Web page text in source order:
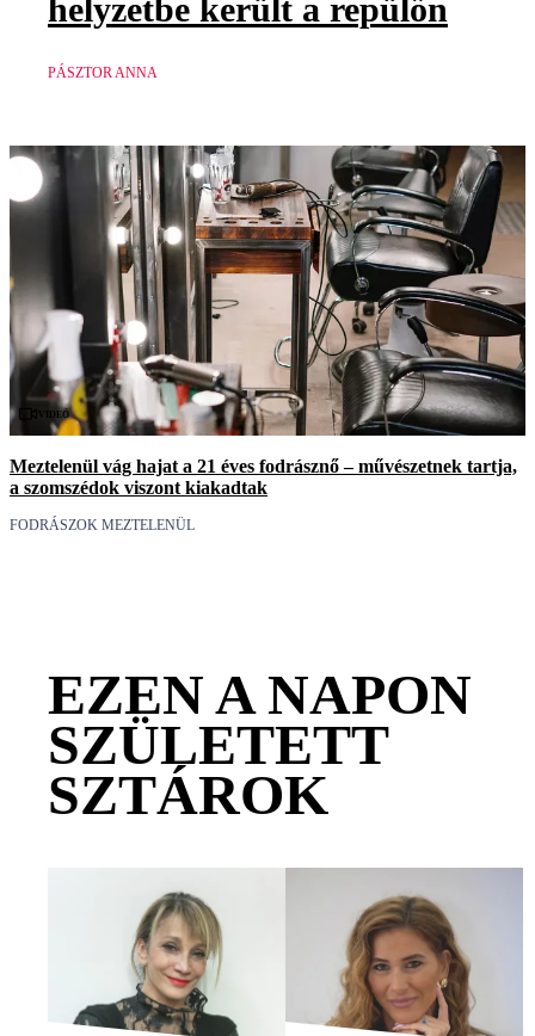
helyzetbe került a repülőn
PÁSZTOR ANNA
Videó
Meztelenül vág hajat a 21 éves fodrásznő – művészetnek tartja,
a szomszédok viszont kiakadtak
FODRÁSZOK MEZTELENÜL
EZEN A NAPON
SZÜLETETT
SZTÁROK